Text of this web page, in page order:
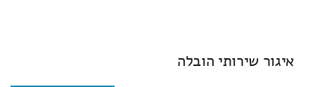
איגור שירותי הובלה